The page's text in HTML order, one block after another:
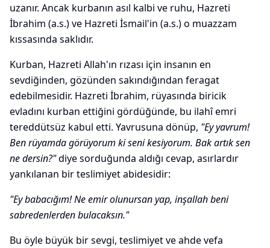
uzanır. Ancak kurbanın asıl kalbi ve ruhu, Hazreti
İbrahim (a.s.) ve Hazreti İsmail'in (a.s.) o muazzam
kıssasında saklıdır.
Kurban, Hazreti Allah'ın rızası için insanın en
sevdiğinden, gözünden sakındığından feragat
edebilmesidir. Hazreti İbrahim, rüyasında biricik
evladını kurban ettiğini gördüğünde, bu ilahî emri
tereddütsüz kabul etti. Yavrusuna dönüp, "Ey yavrum!
Ben rüyamda görüyorum ki seni kesiyorum. Bak artık sen
ne dersin?"diye sorduğunda aldığı cevap, asırlardır
yankılanan bir teslimiyet abidesidir:
"Ey babacığım! Ne emir olunursan yap, inşallah beni
sabredenlerden bulacaksın."
Bu öyle büyük bir sevgi, teslimiyet ve ahde vefa